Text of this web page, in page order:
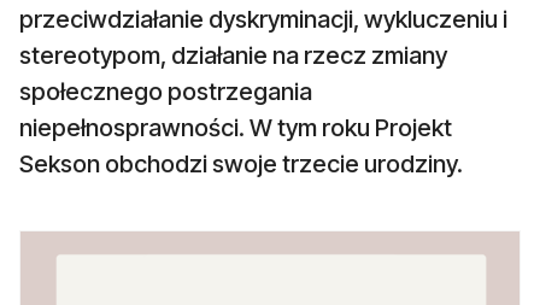
przeciwdziałanie dyskryminacji, wykluczeniu i
stereotypom, działanie na rzecz zmiany
społecznego postrzegania
niepełnosprawności. W tym roku Projekt
Sekson obchodzi swoje trzecie urodziny.